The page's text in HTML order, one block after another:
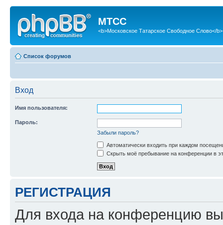
МТСС
<b>Московское Татарское Свободное Слово</b>
Список форумов
Вход
Имя пользователя:
Пароль:
Забыли пароль?
Автоматически входить при каждом
Скрыть моё пребывание на конференции в
РЕГИСТРАЦИЯ
Для входа на конференцию